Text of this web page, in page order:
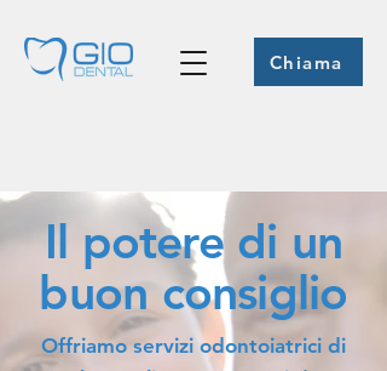
Chiama
Il potere di un
buon consiglio
Offriamo servizi odontoiatrici di